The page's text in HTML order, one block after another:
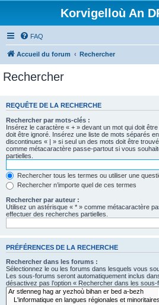
Korvigelloù An
FAQ
Accueil du forum Rechercher
Rechercher
REQUÊTE DE LA RECHERCHE
Rechercher par mots-clés :
Insérez le caractère « + » devant un mot qui doit
doit être ignoré. Insérez une liste de mots séparés
discontinues « | » si seul un des mots doit être
comme métacaractère passe-partout si vous
partielles.
Rechercher tous les termes ou utiliser une
Rechercher n’importe quel de ces termes
Rechercher par auteur :
Utilisez un astérisque « * » comme métacaractère
effectuer des recherches partielles.
PRÉFÉRENCES DE LA RECHERCHE
Rechercher dans les forums :
Sélectionnez le ou les forums dans lesquels vous
Les sous-forums seront automatiquement inclus
désactivez pas l’option « Rechercher dans les